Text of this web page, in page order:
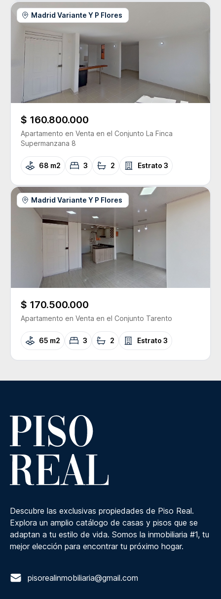
Madrid Variante Y P Flores
$ 160.800.000
Apartamento en Venta en el Conjunto La Finca
Supermanzana 8
68 m2 3 2 Estrato 3
Madrid Variante Y P Flores
$ 170.500.000
Apartamento en Venta en el Conjunto Tarento
65 m2 3 2 Estrato 3
Descubre las exclusivas propiedades de Piso Real.
Explora un amplio catálogo de casas y pisos que se
adaptan a tu estilo de vida. Somos la inmobiliaria #1, tu
mejor elección para encontrar tu próximo hogar.
pisorealinmobiliaria@gmail.com